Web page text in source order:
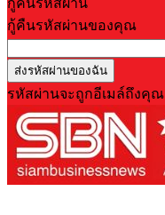
กู้คืนรหัสผ่าน
กู้คืนรหัสผ่านของคุณ
รหัสผ่านจะถูกอีเมล์ถึงคุณ